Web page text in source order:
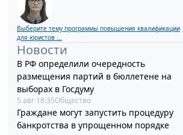
Выберите тему программы повышения квалификации
для юристов ...
Новости
В РФ определили очередность
размещения партий в бюллетене на
выборах в Госдуму
5 авг 18:35Общество
Граждане могут запустить процедуру
банкротства в упрощенном порядке